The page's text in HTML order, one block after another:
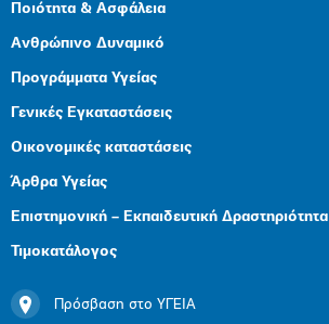
Ποιότητα & Ασφάλεια
Ανθρώπινο Δυναμικό
Προγράμματα Υγείας
Γενικές Εγκαταστάσεις
Οικονομικές καταστάσεις
Άρθρα Υγείας
Επιστημονική – Εκπαιδευτική Δραστηριότητα
Τιμοκατάλογος
Πρόσβαση στο ΥΓΕΙΑ